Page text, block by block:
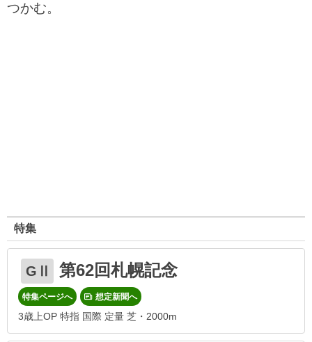
つかむ。
特集
GⅡ 第62回札幌記念
特集ページへ 想定新聞へ
3歳上OP 特指 国際 定量 芝・2000m